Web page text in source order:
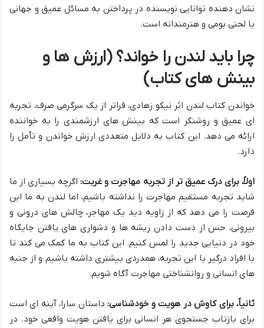
نشان دهنده توانایی نویسنده در پرداختن به مسائل عمیق و جهانی
با لحنی بومی و هنرمندانه است.
چرا باید لندن را خواند؟ (ارزش ها و
بینش های کتاب)
خواندن کتاب لندن اثر نیکو زهادی، فراتر از یک سرگرمی صرف، تجربه
ای عمیق و روشنگر است که بینش های ارزشمندی را به خواننده
ارائه می دهد. این کتاب به دلایل متعددی ارزش خواندن و تأمل را
دارد.
اولاً، برای درک عمیق تر از تجربه مهاجرت و غربت:اگرچه بسیاری از ما
شاید تجربه مستقیم مهاجرت را نداشته باشیم، اما لندن به ما این
فرصت را می دهد که از زاویه دید یک مهاجر، چالش های درونی و
بیرونی، حس از دست دادن ریشه ها و دشواری های یافتن جایگاه
خود در دنیایی جدید را لمس کنیم. این کتاب به ما کمک می کند تا
با افراد درگیر با این تجربه، همدردی بیشتری داشته باشیم و از جنبه
های انسانی و روانشناختی مهاجرت آگاه شویم.
ثانیاً، برای کاوش در هویت و خودشناسی:داستان سارا، آینه ای است
برای بازتاب جستجوی هر انسانی برای یافتن هویت واقعی خود. در